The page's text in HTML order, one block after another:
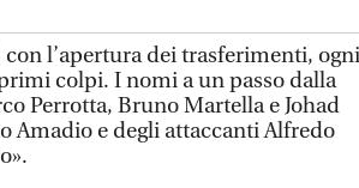
con l’apertura dei trasferimenti, ogni
colpi. I nomi a un passo dalla
Perrotta, Bruno Martella e Johad
Amadio e degli attaccanti Alfredo